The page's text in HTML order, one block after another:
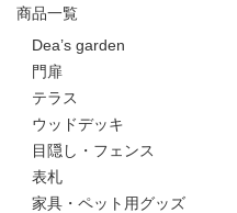
商品一覧
Dea’s garden
門扉
テラス
ウッドデッキ
目隠し・フェンス
表札
家具・ペット用グッズ